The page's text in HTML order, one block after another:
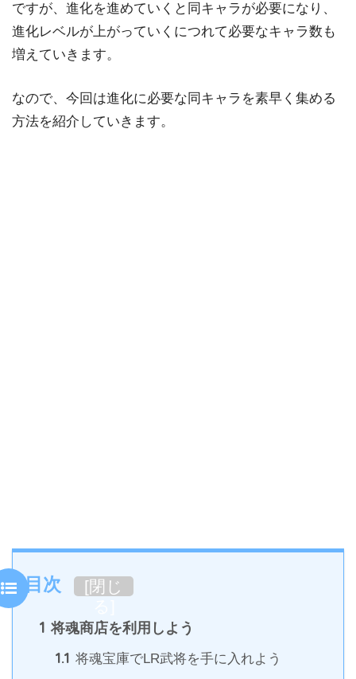
ですが、進化を進めていくと同キャラが必要になり、
進化レベルが上がっていくにつれて必要なキャラ数も
増えていきます。
なので、今回は進化に必要な同キャラを素早く集める
方法を紹介していきます。
目次 [閉じ
1 将魂商店を利用しよう
1.1 将魂宝庫でLR武将を手に入れよう